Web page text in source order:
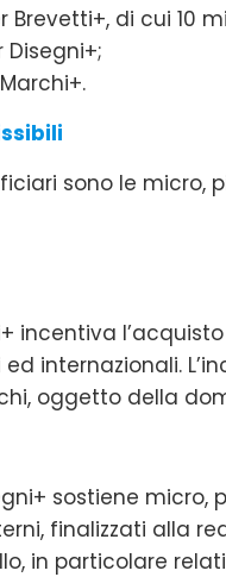
Brevetti+, di cui 10
Disegni+;
sono le micro,
incentiva
internazionali.
oggetto della
sostiene
finalizzati alla
in particolare